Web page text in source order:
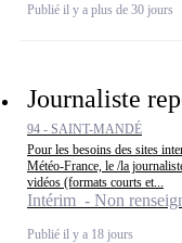
Publié il y a plus de 30 jours
Journaliste
94 - SAINT-MANDÉ
Pour les besoins des sites
Météo-France, le /la
vidéos (formats courts et...
Intérim - Non
Publié il y a 18 jours